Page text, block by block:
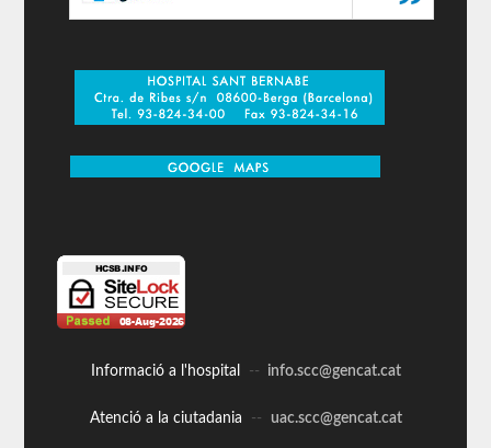
Informació a l'hospital -- info.scc@gencat.cat
Atenció a la ciutadania -- uac.scc@gencat.cat